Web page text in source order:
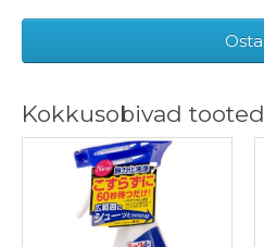
Osta
Kokkusobivad tooted